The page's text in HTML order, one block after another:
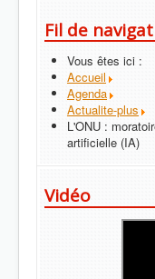
Fil de
Vous êtes ici :
Accueil
Agenda
Actualite-plus
L'ONU :
artificielle (IA)
Vidéo